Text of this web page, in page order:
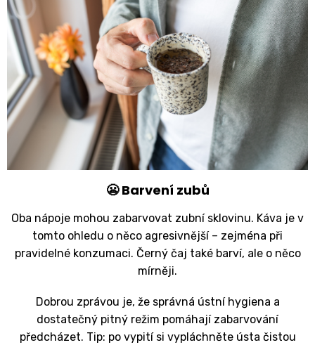
😬 Barvení zubů
Oba nápoje mohou zabarvovat zubní sklovinu. Káva je v
tomto ohledu o něco agresivnější – zejména při
pravidelné konzumaci. Černý čaj také barví, ale o něco
mírněji.
Dobrou zprávou je, že správná ústní hygiena a
dostatečný pitný režim pomáhají zabarvování
předcházet. Tip: po vypití si vypláchněte ústa čistou